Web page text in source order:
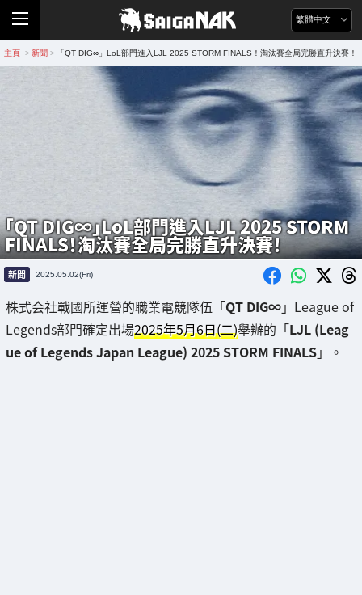
繁體中文
主頁 > 新聞 > 「QT DIG∞」LoL部門進入LJL 2025 STORM FINALS！淘汰賽全局完勝直升決賽！
「QT DIG∞」LoL部門進入LJL 2025 STORM
FINALS！淘汰賽全局完勝直升決賽！
新聞 2025.05.02(Fri)
株式会社戰國所運營的職業電競隊伍「QT DIG∞」League of
Legends部門確定出場2025年5月6日(二)舉辦的「LJL (Leag
ue of Legends Japan League) 2025 STORM FINALS」。